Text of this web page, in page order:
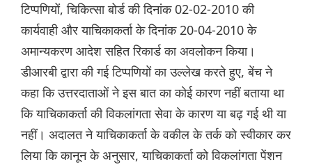
टिप्पणियों, चिकित्सा बोर्ड की दिनांक 02-02-2010 की
कार्यवाही और याचिकाकर्ता के दिनांक 20-04-2010 के
अमान्यकरण आदेश सहित रिकार्ड का अवलोकन किया।
डीआरबी द्वारा की गई टिप्पणियों का उल्लेख करते हुए, बेंच ने
कहा कि उत्तरदाताओं ने इस बात का कोई कारण नहीं बताया था
कि याचिकाकर्ता की विकलांगता सेवा के कारण या बढ़ गई थी या
नहीं। अदालत ने याचिकाकर्ता के वकील के तर्क को स्वीकार कर
लिया कि कानून के अनुसार, याचिकाकर्ता को विकलांगता पेंशन